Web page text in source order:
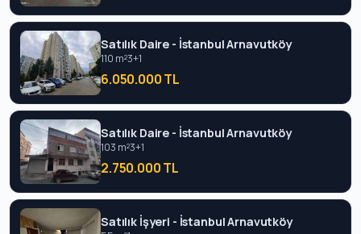
Satılık Daire - İstanbul Arnavutköy
110 m²3+1
6.050.000 TL
Satılık Daire - İstanbul Arnavutköy
103 m²3+1
2.750.000 TL
Satılık İşyeri - İstanbul Arnavutköy